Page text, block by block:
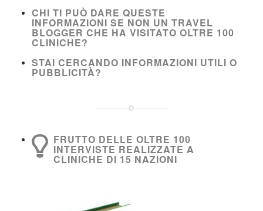
CHI TI PUÒ DARE QUESTE
INFORMAZIONI SE NON UN TRAVEL
BLOGGER CHE HA VISITATO OLTRE 100
CLINICHE?
STAI CERCANDO INFORMAZIONI UTILI O
PUBBLICITÀ?
FRUTTO DELLE OLTRE 100
INTERVISTE REALIZZATE A
CLINICHE DI 15 NAZIONI